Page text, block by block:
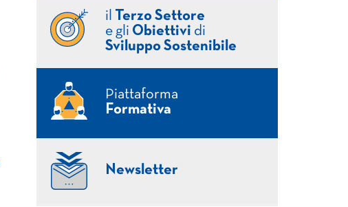
il
Terzo Settore
e gli Obiettivi di
Sviluppo Sostenibile
Piattaforma
Formativa
Newsletter